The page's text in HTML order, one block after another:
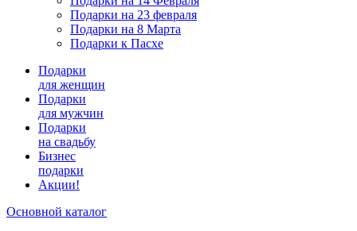
Подарки на 23 февраля
Подарки на 8 Марта
Подарки к Пасхе
Подарки
для женщин
Подарки
для мужчин
Подарки
на свадьбу
Бизнес
подарки
Акции!
Основной каталог